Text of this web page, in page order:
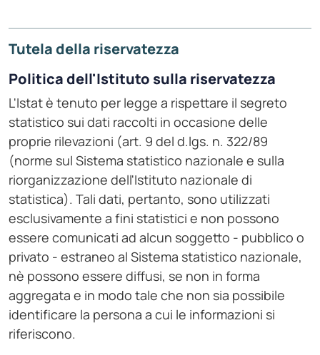
Tutela della riservatezza
Politica dell'Istituto sulla riservatezza
L'Istat è tenuto per legge a rispettare il segreto
statistico sui dati raccolti in occasione delle
proprie rilevazioni (art. 9 del d.lgs. n. 322/89
(norme sul Sistema statistico nazionale e sulla
riorganizzazione dell'Istituto nazionale di
statistica). Tali dati, pertanto, sono utilizzati
esclusivamente a fini statistici e non possono
essere comunicati ad alcun soggetto - pubblico o
privato - estraneo al Sistema statistico nazionale,
nè possono essere diffusi, se non in forma
aggregata e in modo tale che non sia possibile
identificare la persona a cui le informazioni si
riferiscono.